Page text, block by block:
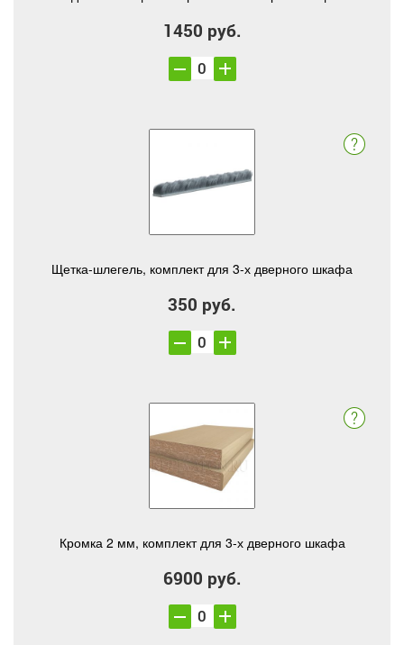
1450 руб.
Щетка-шлегель, комплект для 3-х дверного шкафа
350 руб.
Кромка 2 мм, комплект для 3-х дверного шкафа
6900 руб.